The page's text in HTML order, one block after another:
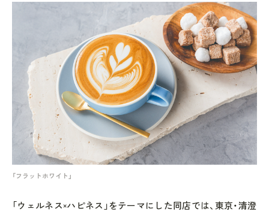
「フラットホワイト」
「ウェルネス×ハピネス」をテーマにした同店では、東京・清澄